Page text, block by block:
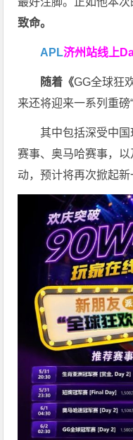
致命。
APL济州站线上
随着《GG全球狂
来还将迎来一系列重磅
其中包括深受中
赛事、奥马哈赛事，
动，预计将再次掀起新